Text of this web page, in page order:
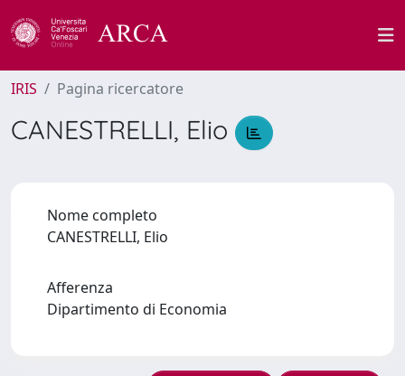
IRIS Pagina ricercatore
CANESTRELLI, Elio
Nome completo
CANESTRELLI, Elio
Afferenza
Dipartimento di Economia